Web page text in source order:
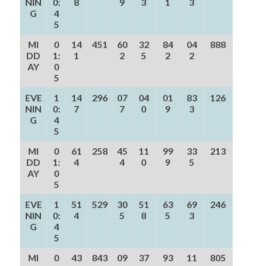
NIN
G
0:
4
5
8
9
3
1
3
MI
DD
AY
0
1:
0
5
14
1
451
60
2
32
5
84
2
04
2
888
EVE
NIN
G
1
0:
4
5
14
7
296
07
7
04
0
01
9
83
3
126
MI
DD
AY
0
1:
0
5
61
4
258
45
4
11
0
99
9
33
5
213
EVE
NIN
G
1
0:
4
5
51
4
529
30
5
51
8
63
5
69
3
246
MI
0
43
843
09
37
93
11
805